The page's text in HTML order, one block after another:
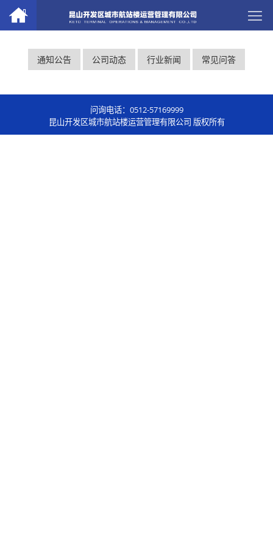
通知公告 公司动态 行业新闻 常见问答
问询电话：0512-57169999
昆山开发区城市航站楼运营管理有限公司 版权所有